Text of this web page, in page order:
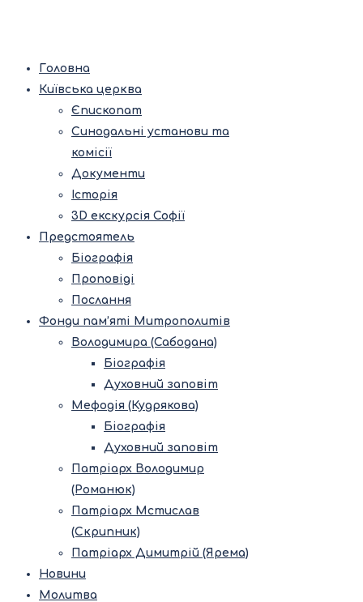
Головна
Київська церква
Єпископат
Синодальні установи та
комісії
Документи
Історія
3D екскурсія Софії
Предстоятель
Біографія
Проповіді
Послання
Фонди пам’яті Митрополитів
Володимира (Сабодана)
Біографія
Духовний заповіт
Мефодія (Кудрякова)
Біографія
Духовний заповіт
Патріарх Володимир
(Романюк)
Патріарх Мстислав
(Скрипник)
Патріарх Димитрій (Ярема)
Новини
Молитва